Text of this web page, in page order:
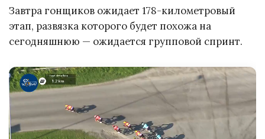
Завтра гонщиков ожидает 178-километровый
этап, развязка которого будет похожа на
сегодняшнюю — ожидается групповой спринт.